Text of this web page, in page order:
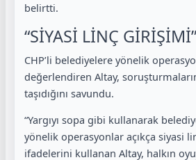
belirtti.
“SİYASİ LİNÇ GİRİŞİMİ”
CHP’li belediyelere yönelik
değerlendiren Altay,
taşıdığını savundu.
“Yargıyı sopa gibi kullanarak
yönelik operasyonlar açıkça siyasi
ifadelerini kullanan Altay, halkın